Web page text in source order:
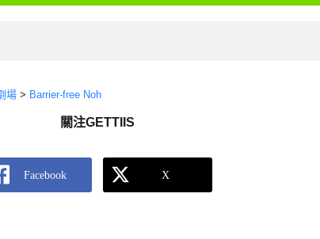
場 > Barrier-free Noh
關注GETTIIS